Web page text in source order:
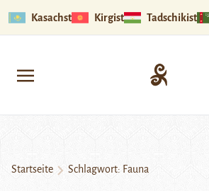
Kasachstan Kirgistan Tadschikistan
Startseite Schlagwort: Fauna